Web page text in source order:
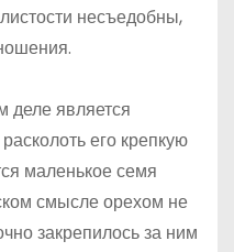
несъедобны,
деле является
его крепкую
маленькое семя
смысле орехом не
закрепилось за ним